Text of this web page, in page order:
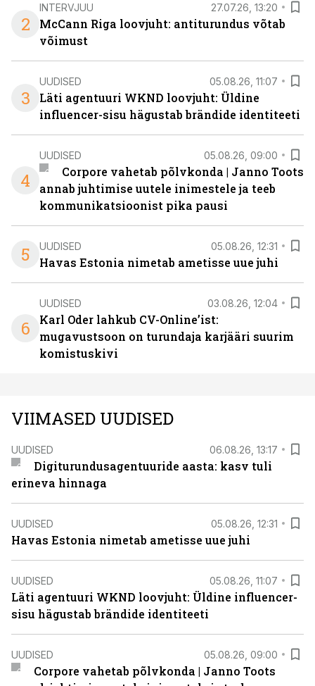
2
INTERVJUU 27.07.26, 13:20
McCann Riga loovjuht: antiturundus võtab
võimust
3
UUDISED 05.08.26, 11:07
Läti agentuuri WKND loovjuht: Üldine
influencer-sisu hägustab brändide identiteeti
4
UUDISED 05.08.26, 09:00
Corpore vahetab põlvkonda | Janno Toots
annab juhtimise uutele inimestele ja teeb
kommunikatsioonist pika pausi
5 UUDISED 05.08.26, 12:31
Havas Estonia nimetab ametisse uue juhi
6
UUDISED 03.08.26, 12:04
Karl Oder lahkub CV-Online’ist:
mugavustsoon on turundaja karjääri suurim
komistuskivi
VIIMASED UUDISED
UUDISED 06.08.26, 13:17
Digiturundusagentuuride aasta: kasv tuli
erineva hinnaga
UUDISED 05.08.26, 12:31
Havas Estonia nimetab ametisse uue juhi
UUDISED 05.08.26, 11:07
Läti agentuuri WKND loovjuht: Üldine influencer-
sisu hägustab brändide identiteeti
UUDISED 05.08.26, 09:00
Corpore vahetab põlvkonda | Janno Toots